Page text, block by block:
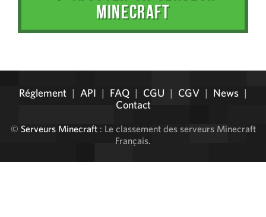
MINECRAFT
Réglement | API | FAQ | CGU | CGV | News |
Contact
© Serveurs Minecraft: Le classement des serveurs Minecraft
Français.